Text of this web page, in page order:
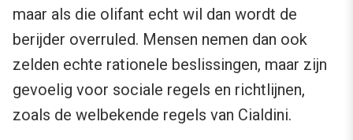
maar als die olifant echt wil dan wordt de
berijder overruled. Mensen nemen dan ook
zelden echte rationele beslissingen, maar zijn
gevoelig voor sociale regels en richtlijnen,
zoals de welbekende regels van Cialdini.